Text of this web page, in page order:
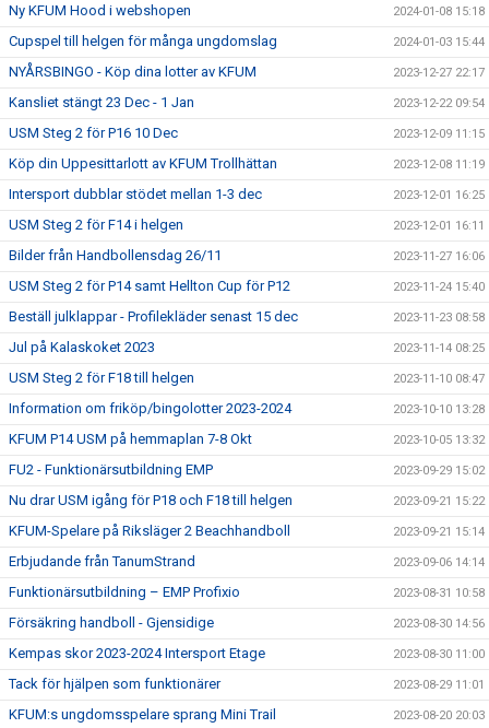
Ny KFUM Hood i webshopen 2024-01-08 15:18
Cupspel till helgen för många ungdomslag 2024-01-03 15:44
NYÅRSBINGO - Köp dina lotter av KFUM 2023-12-27 22:17
Kansliet stängt 23 Dec - 1 Jan 2023-12-22 09:54
USM Steg 2 för P16 10 Dec 2023-12-09 11:15
Köp din Uppesittarlott av KFUM Trollhättan 2023-12-08 11:19
Intersport dubblar stödet mellan 1-3 dec 2023-12-01 16:25
USM Steg 2 för F14 i helgen 2023-12-01 16:11
Bilder från Handbollensdag 26/11 2023-11-27 16:06
USM Steg 2 för P14 samt Hellton Cup för P12 2023-11-24 15:40
Beställ julklappar - Profilekläder senast 15 dec 2023-11-23 08:58
Jul på Kalaskoket 2023 2023-11-14 08:25
USM Steg 2 för F18 till helgen 2023-11-10 08:47
Information om friköp/bingolotter 2023-2024 2023-10-10 13:28
KFUM P14 USM på hemmaplan 7-8 Okt 2023-10-05 13:32
FU2 - Funktionärsutbildning EMP 2023-09-29 15:02
Nu drar USM igång för P18 och F18 till helgen 2023-09-21 15:22
KFUM-Spelare på Riksläger 2 Beachhandboll 2023-09-21 15:14
Erbjudande från TanumStrand 2023-09-06 14:14
Funktionärsutbildning – EMP Profixio 2023-08-31 10:58
Försäkring handboll - Gjensidige 2023-08-30 14:56
Kempas skor 2023-2024 Intersport Etage 2023-08-30 11:00
Tack för hjälpen som funktionärer 2023-08-29 11:01
KFUM:s ungdomsspelare sprang Mini Trail 2023-08-20 20:03